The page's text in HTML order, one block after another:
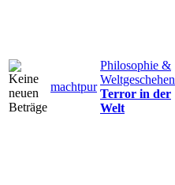
machtpur
Philosophie &
Weltgeschehen
Terror in der
Welt